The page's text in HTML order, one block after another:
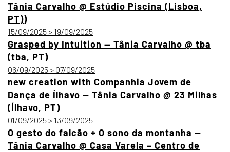
Tânia Carvalho @ Estúdio Piscina (Lisboa,
PT))
15/09/2025 > 19/09/2025
Grasped by Intuition — Tânia Carvalho @ tba
(tba, PT)
06/09/2025 > 07/09/2025
new creation with Companhia Jovem de
Dança de Ílhavo — Tânia Carvalho @ 23 Milhas
(Ílhavo, PT)
01/09/2025 > 13/09/2025
O gesto do falcão + O sono da montanha —
Tânia Carvalho @ Casa Varela – Centro de